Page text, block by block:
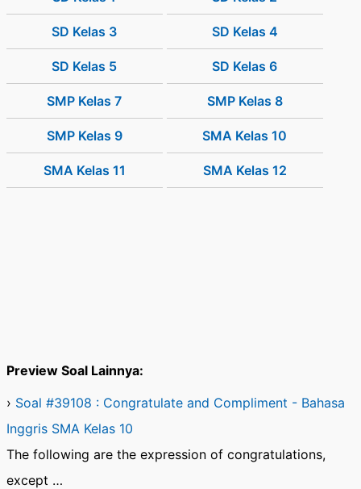
SD Kelas 3 SD Kelas 4
SD Kelas 5 SD Kelas 6
SMP Kelas 7 SMP Kelas 8
SMP Kelas 9 SMA Kelas 10
SMA Kelas 11 SMA Kelas 12
Preview Soal Lainnya:
› Soal #39108 : Congratulate and Compliment - Bahasa
Inggris SMA Kelas 10
The following are the expression of congratulations,
except …